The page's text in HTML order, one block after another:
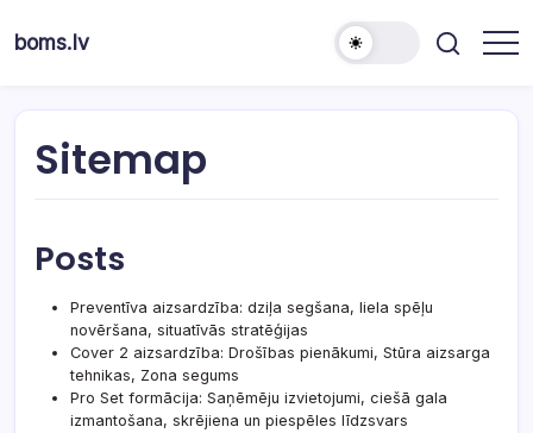
boms.lv
Sitemap
Posts
Preventīva aizsardzība: dziļa segšana, liela spēļu
novēršana, situatīvās stratēģijas
Cover 2 aizsardzība: Drošības pienākumi, Stūra aizsarga
tehnikas, Zona segums
Pro Set formācija: Saņēmēju izvietojumi, ciešā gala
izmantošana, skrējiena un piespēles līdzsvars